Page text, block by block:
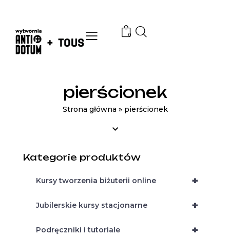
0
pierścionek
Strona główna » pierścionek
Kategorie produktów
+
Kursy tworzenia biżuterii online
+
Jubilerskie kursy stacjonarne
+
Podręczniki i tutoriale